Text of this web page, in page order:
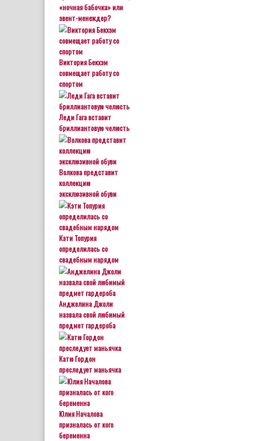
«ночная бабочка» или
эвент-менеждер?
Виктория Бекхэм
совмещает работу со
спортом
Леди Гага вставит
бриллиантовую челюсть
Волкова представит
коллекцию
эксклюзивной обуви
Кэти Топурия
определилась со
свадебным нарядом
Анджелина Джоли
назвала свой любимый
предмет гардероба
Катю Гордон
преследует маньячка
Юлия Началова
призналась от кого
беременна